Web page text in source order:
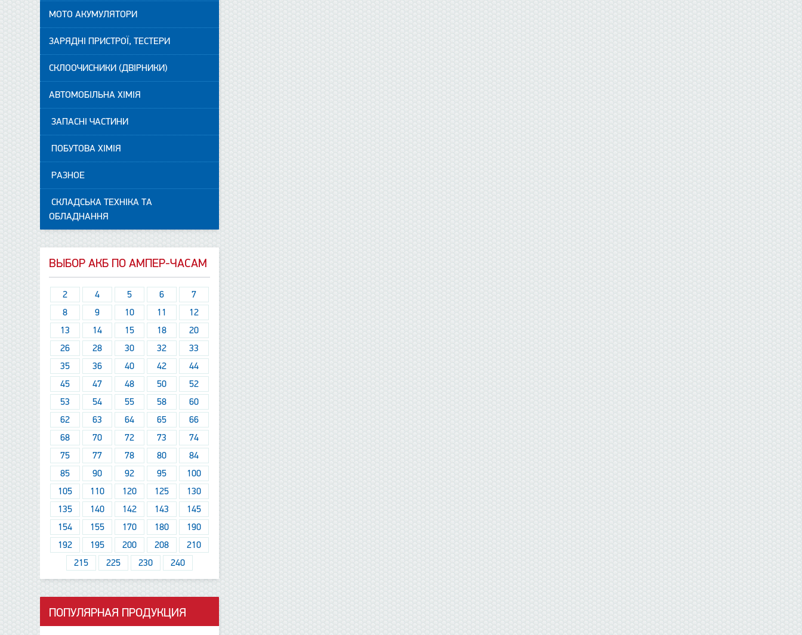
МОТО АКУМУЛЯТОРИ
ЗАРЯДНІ ПРИСТРОЇ, ТЕСТЕРИ
СКЛООЧИСНИКИ (ДВІРНИКИ)
АВТОМОБІЛЬНА ХІМІЯ
ЗАПАСНІ ЧАСТИНИ
ПОБУТОВА ХІМІЯ
РАЗНОЕ
СКЛАДСЬКА ТЕХНІКА ТА
ОБЛАДНАННЯ
ВЫБОР АКБ ПО АМПЕР-ЧАСАМ
2 4 5 6
7
8
9 10 11
12
13
14 15 18
20
26
28 30 32
33
35
36 40 42
44
45
47 48 50
52
53
54 55 58
60
62
63 64 65
66
68
70 72 73
74
75
77 78 80
84
85
90 92 95
100
105
110 120 125
130
135
140 142 143
145
154
155 170 180
190
192
195 200 208
210
215
225 230 240
ПОПУЛЯРНАЯ ПРОДУКЦИЯ